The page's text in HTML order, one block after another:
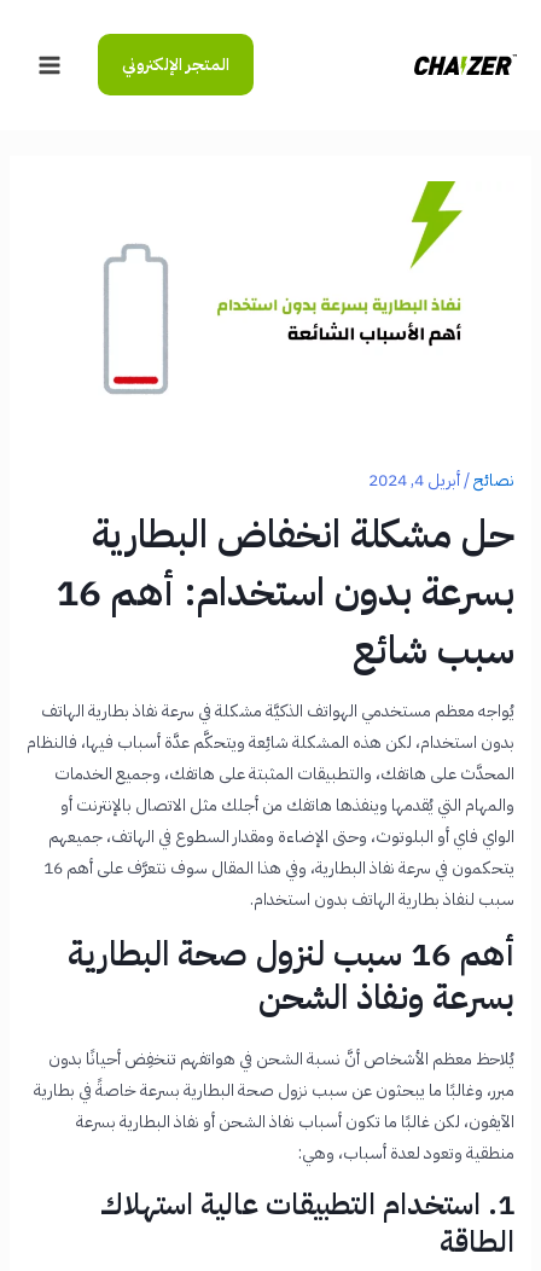
المحتوى
المتجر الإلكتروني
Main
نصائح/أبريل 4, 2024
حل مشكلة انخفاض البطارية
بسرعة بدون استخدام: أهم 16
سبب شائع
يُواجه معظم مستخدمي الهواتف الذكيَّة مشكلة في سرعة نفاذ بطارية الهاتف
بدون استخدام، لكن هذه المشكلة شائِعة ويتحكَّم عدَّة أسباب فيها، فالنظام
المحدَّث على هاتفك، والتطبيقات المثبتة على هاتفك، وجميع الخدمات
والمهام التي يُقدمها وينفذها هاتفك من أجلك مثل الاتصال بالإنترنت أو
الواي فاي أو البلوتوث، وحتى الإضاءة ومقدار السطوع في الهاتف، جميعهم
يتحكمون في سرعة نفاذ البطارية، وفي هذا المقال سوف نتعرَّف على أهم 16
سبب لنفاذ بطارية الهاتف بدون استخدام.
أهم 16 سبب لنزول صحة البطارية
بسرعة ونفاذ الشحن
يُلاحظ معظم الأشخاص أنَّ نسبة الشحن في هواتفهم تنخفِض أحيانًا بدون
مبرر، وغالبًا ما يبحثون عن سبب نزول صحة البطارية بسرعة خاصةً في بطارية
الآيفون، لكن غالبًا ما تكونأسباب نفاذ الشحن أو نفاذ البطارية بسرعة
منطقية وتعود لعدة أسباب، وهي:
1. استخدام التطبيقات عالية استهلاك
الطاقة